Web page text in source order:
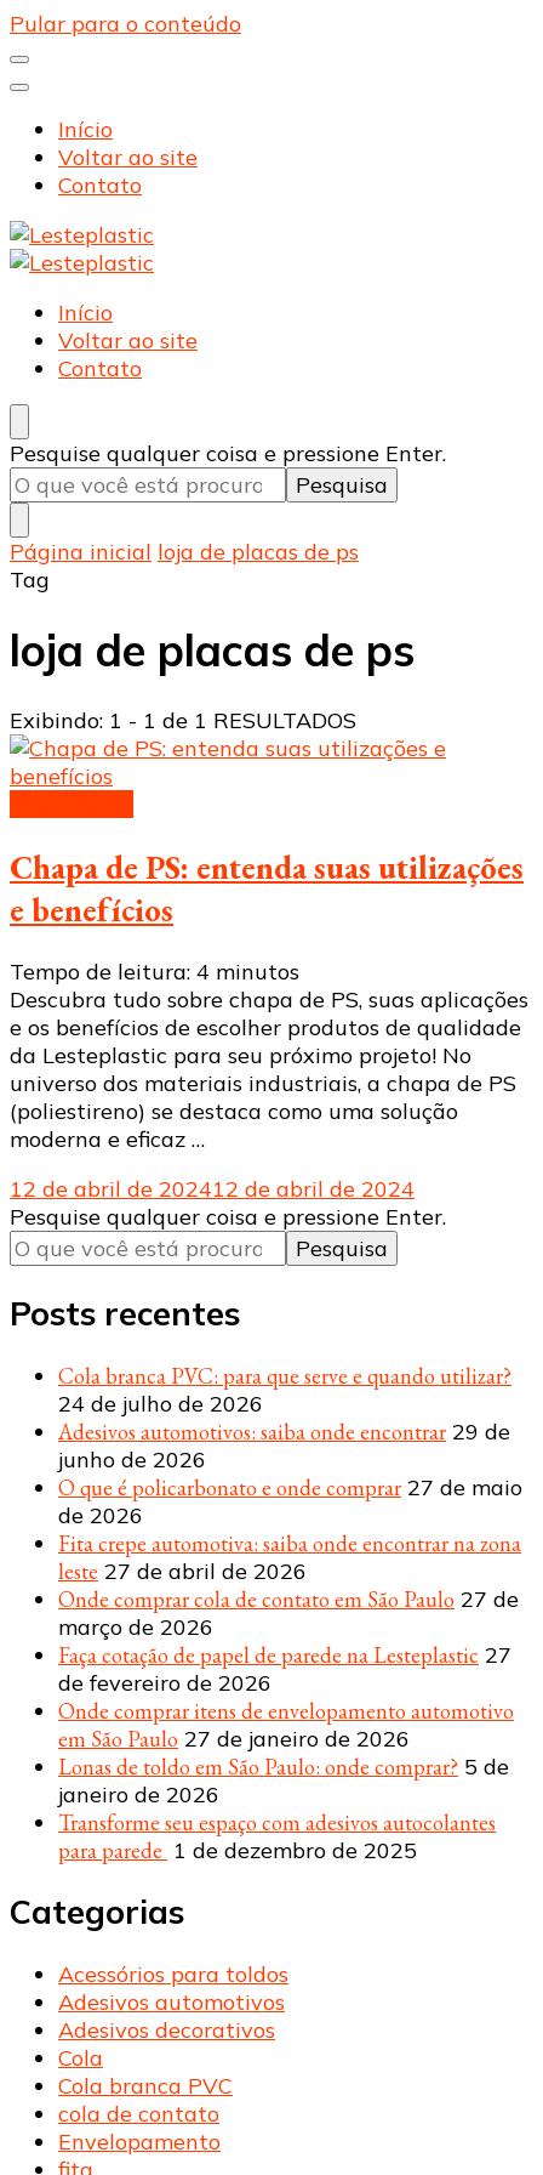
Pular para o conteúdo
Início
Voltar ao site
Contato
Lesteplastic
Blog – Lesteplastic
Lesteplastic
Blog – Lesteplastic
Início
Voltar ao site
Contato
Procurando
algo?
Pesquise qualquer coisa e pressione Enter.
Página inicial loja de placas de ps
Tag
loja de placas de ps
Exibindo: 1 - 1 de 1 RESULTADOS
Chapa de PS: entenda suas utilizações
e benefícios
Tempo de leitura: 4 minutos
Descubra tudo sobre chapa de PS, suas aplicações
e os benefícios de escolher produtos de qualidade
da Lesteplastic para seu próximo projeto! No
universo dos materiais industriais, a chapa de PS
(poliestireno) se destaca como uma solução
moderna e eficaz …
12 de abril de 202412 de abril de 2024
Procurando
algo?
Pesquise qualquer coisa e pressione Enter.
Posts recentes
Cola branca PVC: para que serve e quando utilizar?
24 de julho de 2026
Adesivos automotivos: saiba onde encontrar 29 de
junho de 2026
O que é policarbonato e onde comprar 27 de maio
de 2026
Fita crepe automotiva: saiba onde encontrar na zona
leste 27 de abril de 2026
Onde comprar cola de contato em São Paulo 27 de
março de 2026
Faça cotação de papel de parede na Lesteplastic 27
de fevereiro de 2026
Onde comprar itens de envelopamento automotivo
em São Paulo 27 de janeiro de 2026
Lonas de toldo em São Paulo: onde comprar? 5 de
janeiro de 2026
Transforme seu espaço com adesivos autocolantes
para parede 1 de dezembro de 2025
Categorias
Acessórios para toldos
Adesivos automotivos
Adesivos decorativos
Cola
Cola branca PVC
cola de contato
Envelopamento
fita